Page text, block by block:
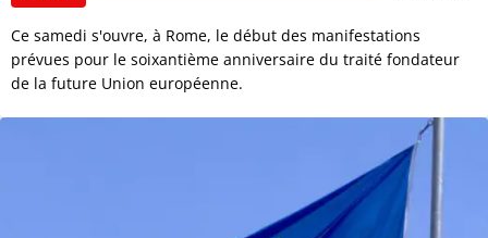
Ce samedi s'ouvre, à Rome, le début des manifestations
prévues pour le soixantième anniversaire du traité fondateur
de la future Union européenne.